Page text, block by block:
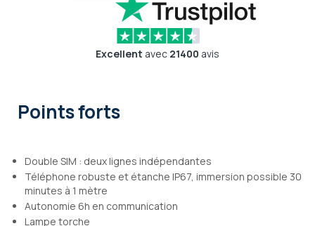
Excellent avec 21400 avis
Points forts
Double SIM : deux lignes indépendantes
Téléphone robuste et étanche IP67, immersion possible 30
minutes à 1 mètre
Autonomie 6h en communication
Lampe torche